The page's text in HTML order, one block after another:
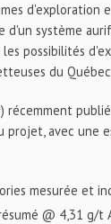
d'exploration
système
possibilités
du
récemment
avec une
mesurée et
@ 4,31 g/t